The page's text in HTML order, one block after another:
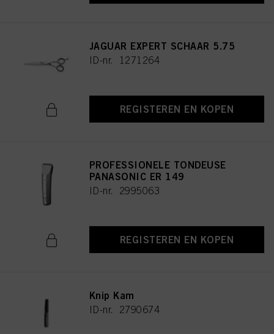
JAGUAR EXPERT SCHAAR 5.75
ID-nr. 1271264
REGISTEREN EN KOPEN
PROFESSIONELE TONDEUSE
PANASONIC ER 149
ID-nr. 2995063
REGISTEREN EN KOPEN
Knip Kam
ID-nr. 2790674